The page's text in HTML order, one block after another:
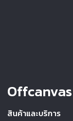
สินค้าและบริการ